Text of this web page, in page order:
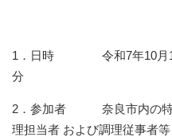
1．日時 令和7年10月17
分
2．参加者 奈良市内の特
理担当者 および調理従事者